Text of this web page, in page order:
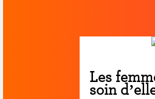
Les
soin